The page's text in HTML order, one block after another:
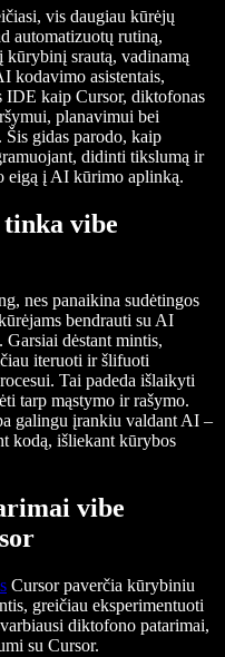
vis daugiau kūrėjų
automatizuotų rutiną,
srautą, vadinamą
kodavimo asistentais,
IDE kaip Cursor, diktofonas
planavimui bei
gidas parodo, kaip
didinti tikslumą ir
eigą į AI kūrimo aplinką.
vibe
nes panaikina sudėtingos
bendrauti su AI
Garsiai dėstant mintis,
iteruoti ir šlifuoti
Tai padeda išlaikyti
tarp mąstymo ir rašymo.
galingu įrankiu valdant AI –
kodą, išliekant kūrybos
vibe
Cursor paverčia kūrybiniu
greičiau eksperimentuoti
diktofono patarimai,
su Cursor.